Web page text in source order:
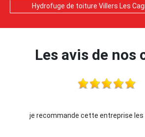
Hydrofuge de toiture Villers Les
Les avis de nos
fermés !!! Je